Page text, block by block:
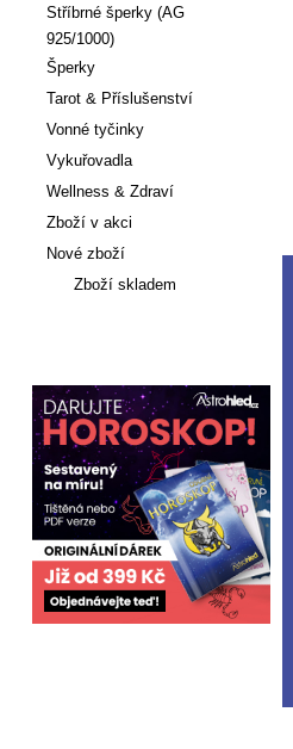
Stříbrné šperky (AG
925/1000)
Šperky
Tarot & Příslušenství
Vonné tyčinky
Vykuřovadla
Wellness & Zdraví
Zboží v akci
Nové zboží
Zboží skladem